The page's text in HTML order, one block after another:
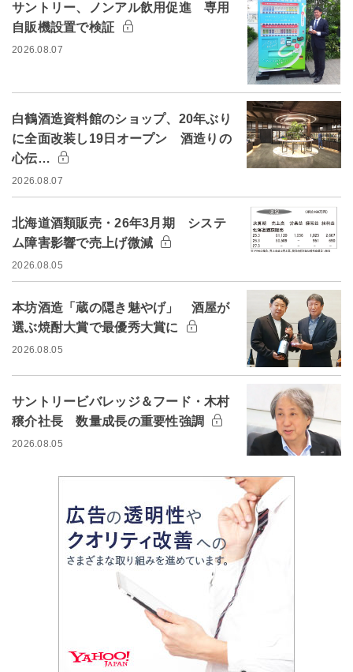
サントリー、ノンアル飲用促進 専用
自販機設置で検証
2026.08.07
白鶴酒造資料館のショップ、20年ぶり
に全面改装し19日オープン 酒造りの
心伝…
2026.08.07
北海道酒類販売・26年3月期 システ
ム障害影響で売上げ微減
2026.08.05
本坊酒造「蔵の隠き魅やげ」 酒屋が
選ぶ焼酎大賞で最優秀大賞に
2026.08.05
サントリービバレッジ＆フード・木村
穣介社長 数量成長の重要性強調
2026.08.05